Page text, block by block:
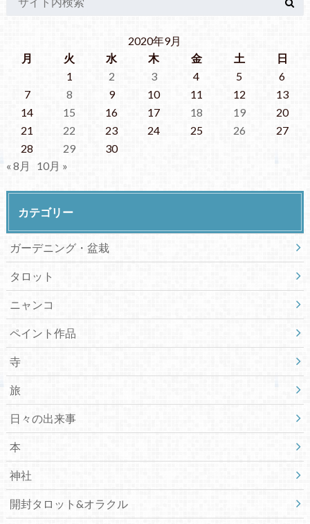
2020年9月
月
火 水 木 金 土
日
1
2 3 4 5
6
7
8 9 10 11 12
13
14
15 16 17 18 19
20
21
22 23 24 25 26
27
28
29
30
« 8月
10月 »
カテゴリー
ガーデニング・盆栽
タロット
ニャンコ
ペイント作品
寺
旅
日々の出来事
本
神社
開封タロット&オラクル